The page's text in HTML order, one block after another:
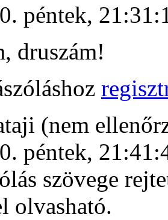
péntek,
druszám!
(nem
péntek,
szövege
olvasható.